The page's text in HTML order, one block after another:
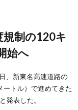
始へ
、新東名高速道路の
トル）で進めてきた
発表した。